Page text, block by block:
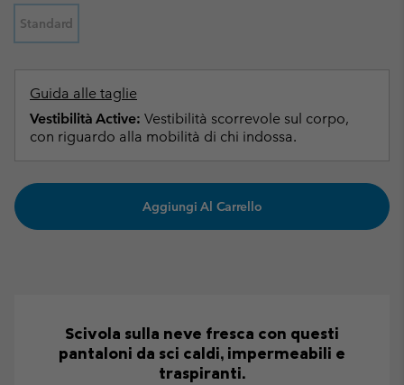
Standard
Guida alle taglie
Vestibilità Active: Vestibilità scorrevole sul corpo,
con riguardo alla mobilità di chi indossa.
Aggiungi Al Carrello
Scivola sulla neve fresca con questi
pantaloni da sci caldi, impermeabili e
traspiranti.